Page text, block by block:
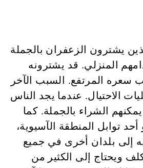
يشترون الزعفران بالجملة
المنزلي. قد يشترونه
سعره المرتفع. السبب الآخر
الاحتيال. عندما يجد الناس
يمكنهم الشراء بالجملة. كما
توابل المنطقة الآسيوية،
إلى بلدان أخرى في جميع
ويحتاج إلى الكثير من